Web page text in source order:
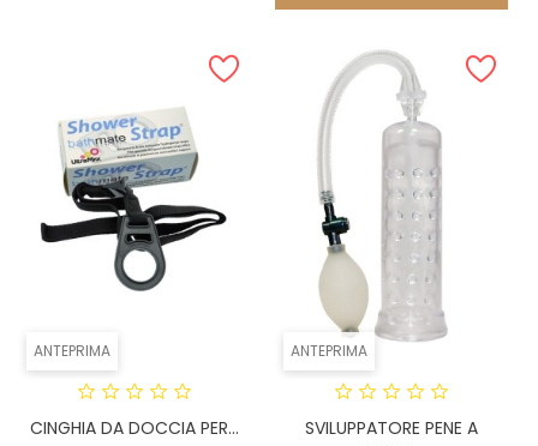
ANTEPRIMA
CINGHIA DA DOCCIA PER...
ANTEPRIMA
SVILUPPATORE PENE A